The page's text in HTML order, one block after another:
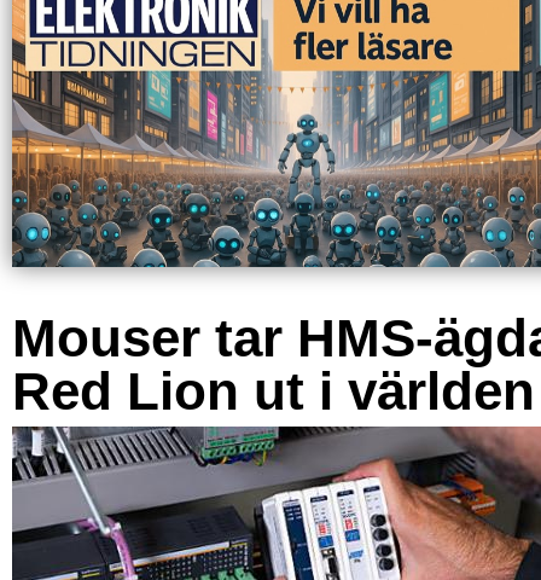
Mouser tar HMS-
Red Lion ut i världen